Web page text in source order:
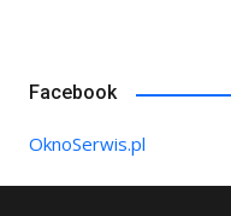
Facebook
OknoSerwis.pl